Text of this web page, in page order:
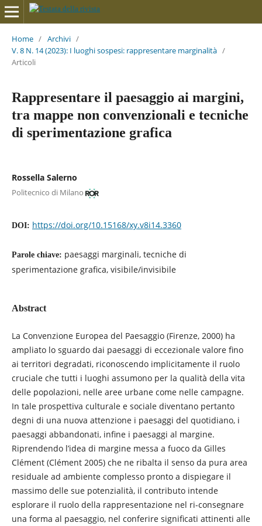
Home / Archivi /
V. 8 N. 14 (2023): I luoghi sospesi: rappresentare marginalità /
Articoli
Rappresentare il paesaggio ai margini,
tra mappe non convenzionali e tecniche
di sperimentazione grafica
Rossella Salerno
Politecnico di Milano
DOI: https://doi.org/10.15168/xy.v8i14.3360
Parole chiave: paesaggi marginali, tecniche di
sperimentazione grafica, visibile/invisibile
Abstract
La Convenzione Europea del Paesaggio (Firenze, 2000) ha
ampliato lo sguardo dai paesaggi di eccezionale valore fino
ai territori degradati, riconoscendo implicitamente il ruolo
cruciale che tutti i luoghi assumono per la qualità della vita
delle popolazioni, nelle aree urbane come nelle campagne.
In tale prospettiva culturale e sociale diventano pertanto
degni di una nuova attenzione i paesaggi del quotidiano, i
paesaggi abbandonati, infine i paesaggi al margine.
Riprendendo l’idea di margine messa a fuoco da Gilles
Clément (Clément 2005) che ne ribalta il senso da pura area
residuale ad ambiente complesso pronto a dispiegare il
massimo delle sue potenzialità, il contributo intende
esplorare il ruolo della rappresentazione nel ri-consegnare
una forma al paesaggio, nel conferire significati attinenti alle